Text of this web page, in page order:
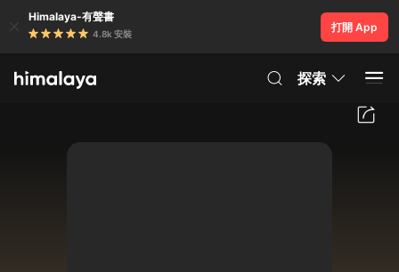
Himalaya-有聲書
4.8k 安裝
打開 App
探索